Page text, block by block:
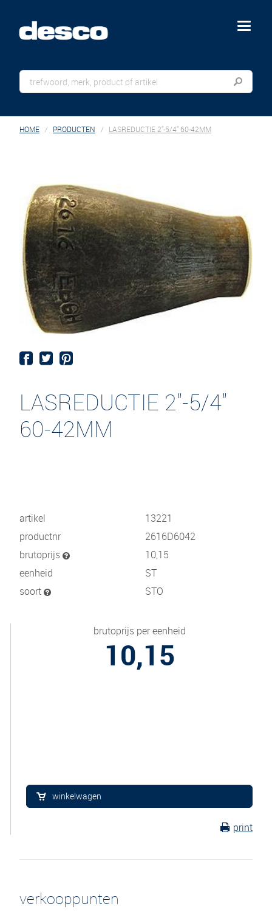
menu
HOME PRODUCTEN LASREDUCTIE 2"-5/4" 60-42MM
LASREDUCTIE 2"-5/4"
60-42MM
artikel
13221
productnr
2616D6042
brutoprijs
10,15
eenheid
ST
soort
STO
brutoprijs per eenheid
10,15
winkelwagen
print
verkooppunten